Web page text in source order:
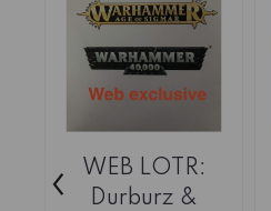
WEB LOTR:
Durburz &
‹